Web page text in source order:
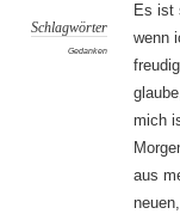
Schlagwörter
Gedanken
Es ist
wenn
mich
aus